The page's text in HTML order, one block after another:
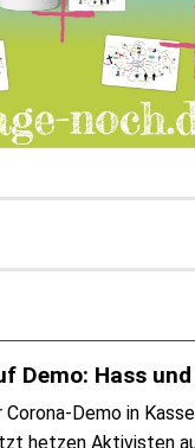
Demo: Hass
Demo in
hetzen Aktivisten